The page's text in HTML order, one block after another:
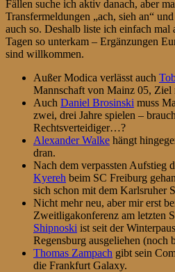
Fällen suche ich aktiv danach, aber
Transfermeldungen „ach, sieh an“
auch so. Deshalb liste ich einfach mal
Tagen so unterkam – Ergänzungen
sind willkommen.
Außer Modica verlässt auch
Mannschaft von Mainz 05, Ziel
Auch Daniel Brosinski muss
zwei, drei Jahre spielen –
Rechtsverteidiger…?
Alexander Walke hängt
dran.
Nach dem verpassten Aufstieg
Kyereh beim SC Freiburg
sich schon mit dem Karlsruher
Nicht mehr neu, aber mir erst
Zweitligakonferenz am letzten
Shipnoski ist seit der
Regensburg ausgeliehen (noch
Thomas Zampach gibt sein
die Frankfurt Galaxy.